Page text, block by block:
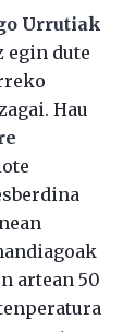
Urrutiak
egin dute
Hau
artean 50